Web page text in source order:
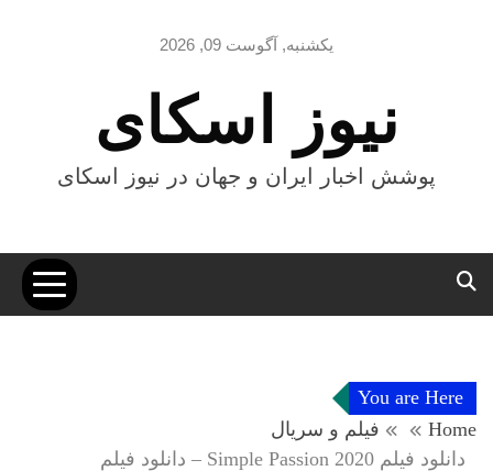
یکشنبه, آگوست 09, 2026
نیوز اسکای
پوشش اخبار ایران و جهان در نیوز اسکای
You are Here
Home
فیلم و سریال
دانلود فیلم Simple Passion 2020 – دانلود فیلم